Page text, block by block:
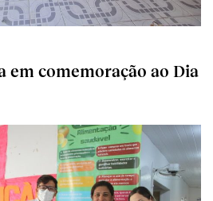
em comemoração ao Dia